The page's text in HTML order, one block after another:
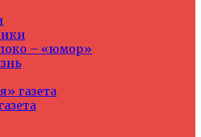
– «юмор»
газета